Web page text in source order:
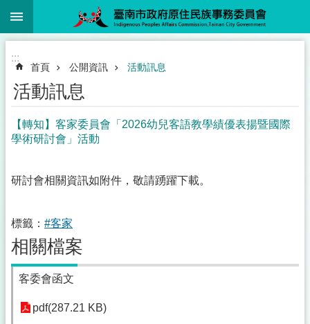
跳到主要內容區塊
:::
首頁 公開資訊 活動訊息
活動訊息
【轉知】客家委員會「2026幼兒客語教學績優表揚暨國際
學術研討會」活動
研討會相關資訊如附件，敬請踴躍下載。
標籤： #客家
相關檔案
客委會函文
pdf(287.21 KB)